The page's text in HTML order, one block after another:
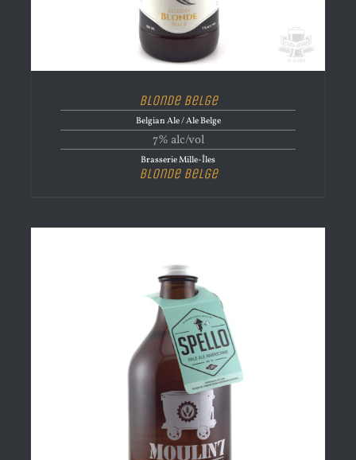
Blonde Belge
Belgian Ale / Ale Belge
7% alc/vol
Brasserie Mille-Îles
Blonde Belge